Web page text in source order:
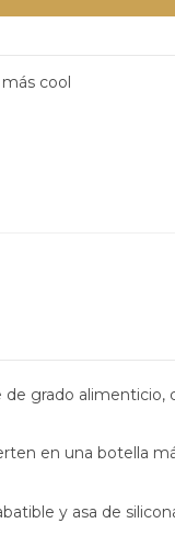
cool
grado
en una botella
y asa de